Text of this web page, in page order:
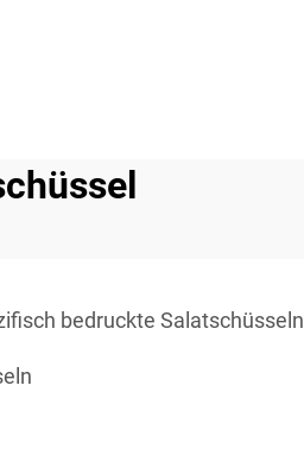
bedruckte Salatschüsseln